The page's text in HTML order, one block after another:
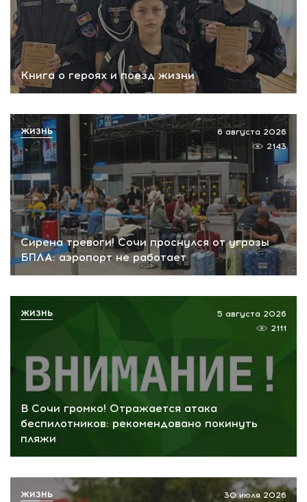
Книга о героях и поезд жизни
Сирена тревоги! Сочи проснулся от угрозы
БПЛА: аэропорт не работает
6 августа 2026
2143
ЖИЗНЬ
В Сочи громко! Отражается атака
беспилотников: рекомендовано покинуть
пляжи
5 августа 2026
2111
ЖИЗНЬ
30 июля 2026
ЖИЗНЬ